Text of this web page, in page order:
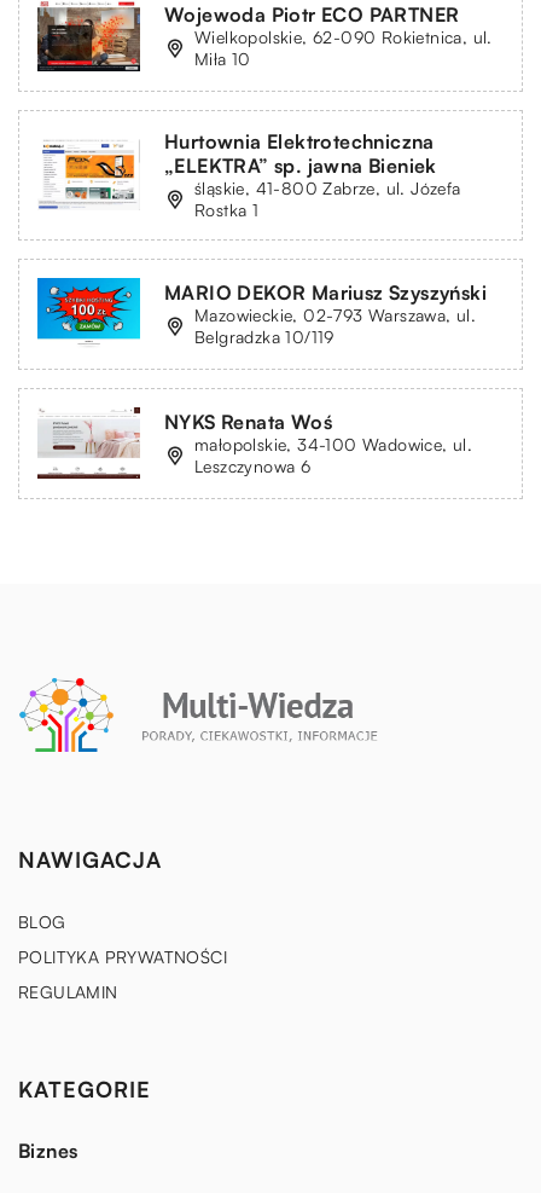
Wojewoda Piotr ECO PARTNER
Wielkopolskie, 62-090 Rokietnica, ul.
Miła 10
Hurtownia Elektrotechniczna
„ELEKTRA” sp. jawna Bieniek
śląskie, 41-800 Zabrze, ul. Józefa
Rostka 1
MARIO DEKOR Mariusz Szyszyński
Mazowieckie, 02-793 Warszawa, ul.
Belgradzka 10/119
NYKS Renata Woś
małopolskie, 34-100 Wadowice, ul.
Leszczynowa 6
NAWIGACJA
BLOG
POLITYKA PRYWATNOŚCI
REGULAMIN
KATEGORIE
Biznes